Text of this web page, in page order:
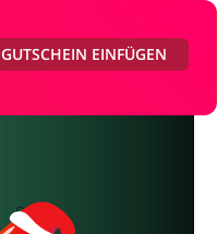
GUTSCHEIN EINFÜGEN